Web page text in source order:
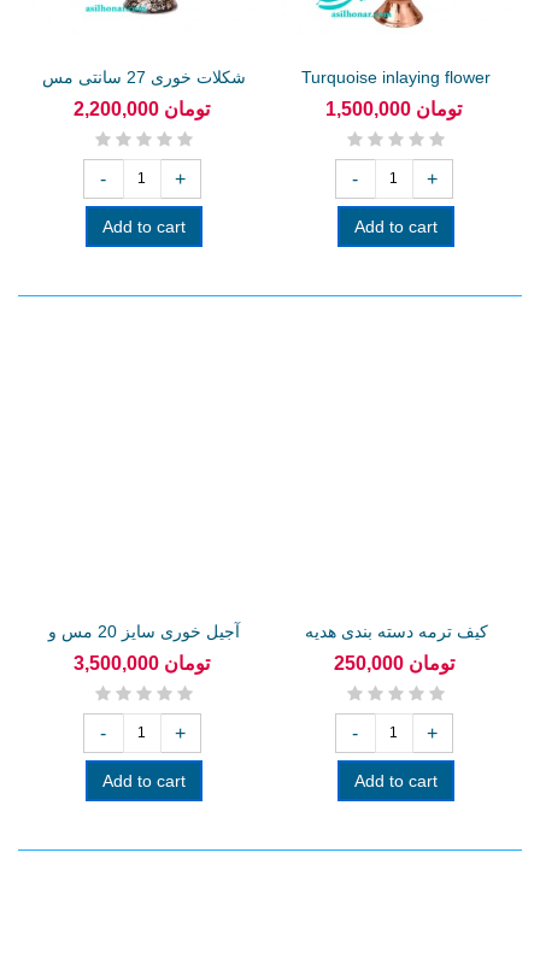
شکلات خوری 27 سانتی مس
و الماس...
2,200,000 تومان
- +
Add to cart
Turquoise inlaying flower
vase... 1,500,000 تومان
- +
Add to cart
آجیل خوری سایز 20 مس و
پرد از 3,500,000 تومان
- +
Add to cart
کیف ترمه دسته بندی هدیه
تبلیغاتی250,000 تومان
- +
Add to cart